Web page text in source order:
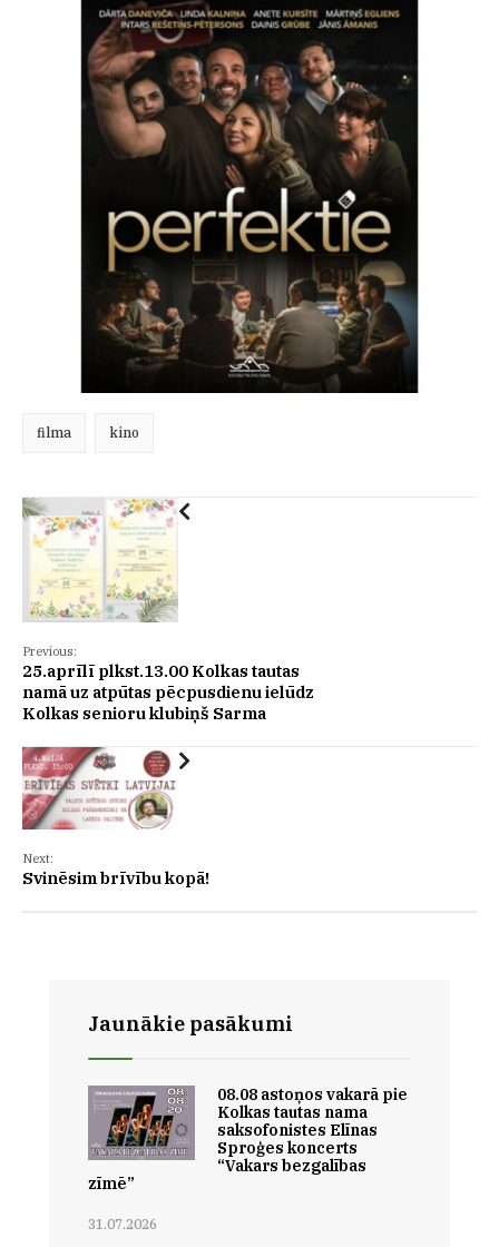
filma kino
Previous:
25.aprīlī plkst.13.00 Kolkas tautas
namā uz atpūtas pēcpusdienu ielūdz
Kolkas senioru klubiņš Sarma
Next:
Svinēsim brīvību kopā!
Jaunākie pasākumi
08.08 astoņos vakarā pie
Kolkas tautas nama
saksofonistes Elīnas
Sproģes koncerts
“Vakars bezgalības
zīmē”
31.07.2026